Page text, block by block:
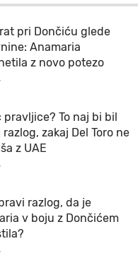
pri Dončiću glede
Anamaria
z novo potezo
pravljice? To naj bi bil
zakaj Del Toro ne
z UAE
razlog, da je
v boju z Dončićem